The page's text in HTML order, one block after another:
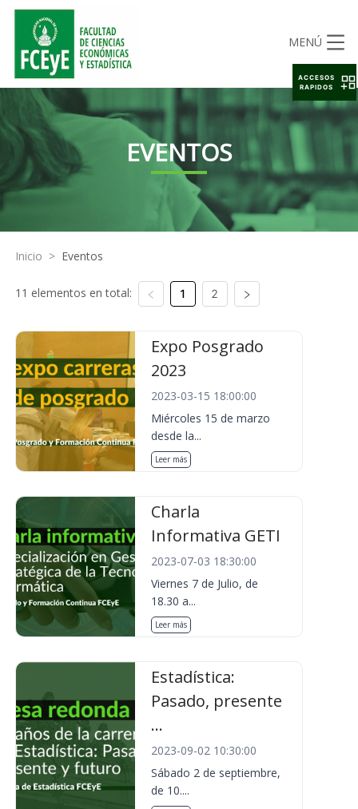
MENÚ
EVENTOS
Inicio > Eventos
11 elementos en total: 1 2
Expo Posgrado
2023
2023-03-15 18:00:00
Miércoles 15 de marzo
desde la...
Leer más
Charla
Informativa GETI
2023-07-03 18:30:00
Viernes 7 de Julio, de
18.30 a...
Leer más
Estadística:
Pasado, presente
...
2023-09-02 10:30:00
Sábado 2 de septiembre,
de 10....
ACCESOS
RAPIDOS